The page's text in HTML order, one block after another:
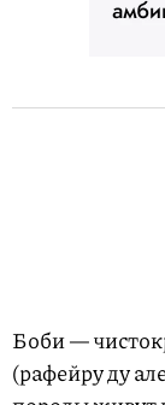
Боби —
(рафейру ду